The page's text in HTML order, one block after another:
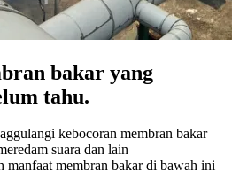
bakar yang
tahu.
kebocoran membran bakar
suara dan lain
manfaat membran bakar di bawah ini